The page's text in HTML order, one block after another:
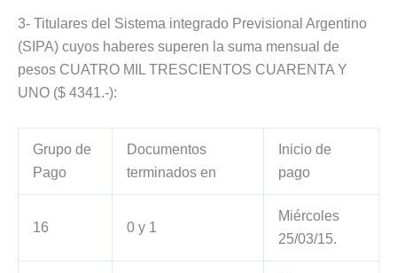
3- Titulares del Sistema integrado Previsional Argentino
(SIPA) cuyos haberes superen la suma mensual de
pesos CUATRO MIL TRESCIENTOS CUARENTA Y
UNO ($ 4341.-):
Grupo de
Pago
Documentos
terminados en
Inicio de
pago
16 0 y 1
Miércoles
25/03/15.